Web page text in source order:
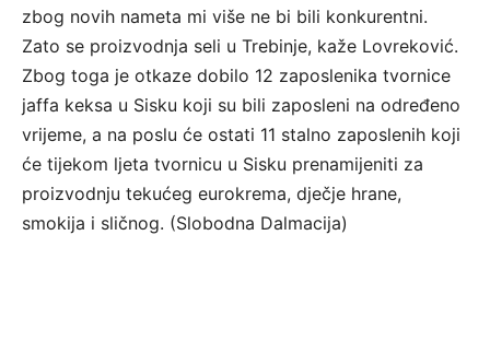
zbog novih nameta mi više ne bi bili konkurentni.
Zato se proizvodnja seli u Trebinje, kaže Lovreković.
Zbog toga je otkaze dobilo 12 zaposlenika tvornice
jaffa keksa u Sisku koji su bili zaposleni na određeno
vrijeme, a na poslu će ostati 11 stalno zaposlenih koji
će tijekom ljeta tvornicu u Sisku prenamijeniti za
proizvodnju tekućeg eurokrema, dječje hrane,
smokija i sličnog. (Slobodna Dalmacija)